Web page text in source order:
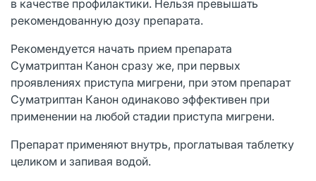
в качестве профилактики. Нельзя превышать
рекомендованную дозу препарата.
Рекомендуется начать прием препарата
Суматриптан Канон сразу же, при первых
проявлениях приступа мигрени, при этом препарат
Суматриптан Канон одинаково эффективен при
применении на любой стадии приступа мигрени.
Препарат применяют внутрь, проглатывая таблетку
целиком и запивая водой.